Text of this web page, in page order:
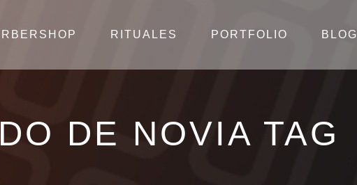
RITUALES PORTFOLIO BLOG
DE NOVIA TAG